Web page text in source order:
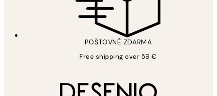
POŠTOVNÉ ZDARMA
Free shipping over 59 €